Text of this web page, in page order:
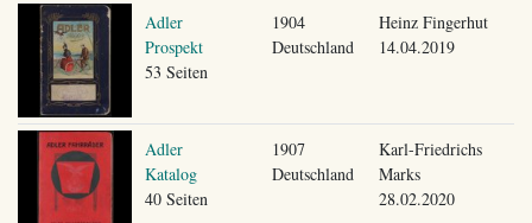
Adler
Prospekt
53 Seiten
1904
Deutschland
Heinz Fingerhut
14.04.2019
Adler
Katalog
40 Seiten
1907
Deutschland
Karl-Friedrichs
Marks
28.02.2020